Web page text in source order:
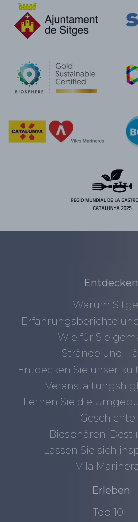
Entdecken
Warum
Erfahrungsberichte
Wie für Sie
Strände und
Entdecken Sie unser
Lernen Sie die
Geschichte
Biosphären-
Lassen Sie sich
Vila
Erleben
Top 10